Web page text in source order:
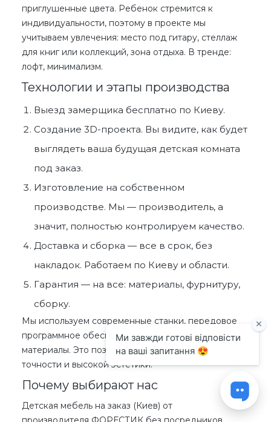
приглушенные цвета. Ребенок стремится к
индивидуальности, поэтому в проекте мы
учитываем увлечения: место под гитару, стеллаж
для книг или коллекций, зона отдыха. В тренде:
лофт, минимализм.
Технологии и этапы производства
Выезд замерщика бесплатно по Киеву.
Создание 3D-проекта. Вы видите, как будет
выглядеть ваша будущая детская комната
под заказ.
Изготовление на собственном
производстве. Мы — производитель, а
значит, полностью контролируем качество.
Доставка и сборка — все в срок, без
накладок. Работаем по Киеву и области.
Гарантия — на все: материалы, фурнитуру,
сборку.
Мы используем современные станки, передовое
программное обеспечение икачественные
материалы. Это позволяет добиться максимальной
точности и высокой эстетики.
Почему выбирают нас
Детская мебель на заказ (Киев) от